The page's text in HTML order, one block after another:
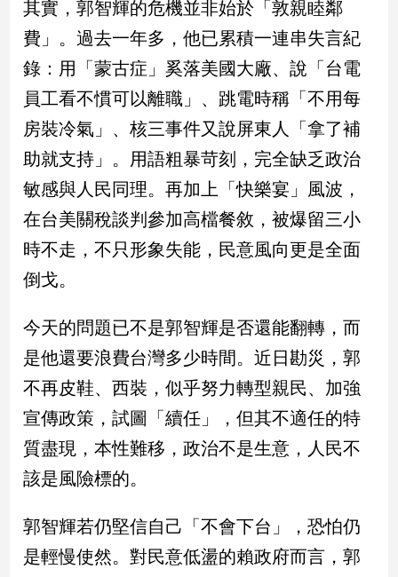
娛
樂
娛
樂
聞
流
行/
時
尚
追
星
生
活
建
築/
室
內
計
遊/
其實，郭智輝的危機並非始於「敦親睦鄰
費」。過去一年多，他已累積一連串失言紀
錄：用「蒙古症」奚落美國大廠、說「台電
員工看不慣可以離職」、跳電時稱「不用每
房裝冷氣」、核三事件又說屏東人「拿了補
助就支持」。用語粗暴苛刻，完全缺乏政治
敏感與人民同理。再加上「快樂宴」風波，
在台美關稅談判參加高檔餐敘，被爆留三小
時不走，不只形象失能，民意風向更是全面
倒戈。
今天的問題已不是郭智輝是否還能翻轉，而
是他還要浪費台灣多少時間。近日勘災，郭
不再皮鞋、西裝，似乎努力轉型親民、加強
宣傳政策，試圖「續任」，但其不適任的特
質盡現，本性難移，政治不是生意，人民不
該是風險標的。
郭智輝若仍堅信自己「不會下台」，恐怕仍
是輕慢使然。對民意低盪的賴政府而言，郭